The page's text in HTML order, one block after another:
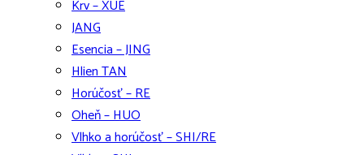
Krv – XUE
JANG
Esencia – JING
Hlien TAN
Horúčosť – RE
Oheň – HUO
Vlhko a horúčosť – SHI/RE